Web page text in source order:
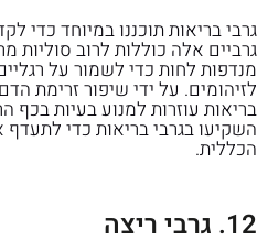
גרבי בריאות תוכננו במיוחד כדי
גרביים אלה כוללות לרוב סוליות
מנדפות לחות כדי לשמור על
לזיהומים. על ידי שיפור זרימת
בריאות עוזרות למנוע בעיות בכף
השקיעו בגרבי בריאות כדי לתעדף
הכללית.
12. גרבי ריצה